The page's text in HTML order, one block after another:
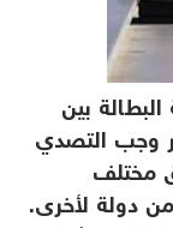
بين
وجب التصدي
مختلف
دولة لأخرى.